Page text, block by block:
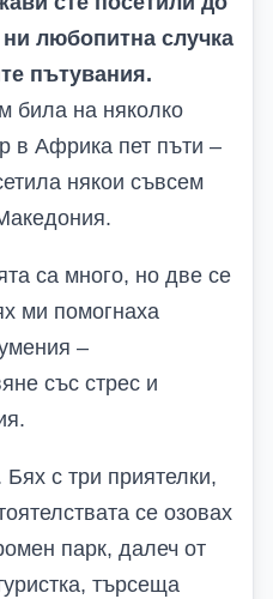
любопитна случка
пътувания.
била на няколко
в Африка пет пъти –
някои съвсем
са много, но две се
ми помогнаха
–
със стрес и
с три приятелки,
се озовах
парк, далеч от
търсеща